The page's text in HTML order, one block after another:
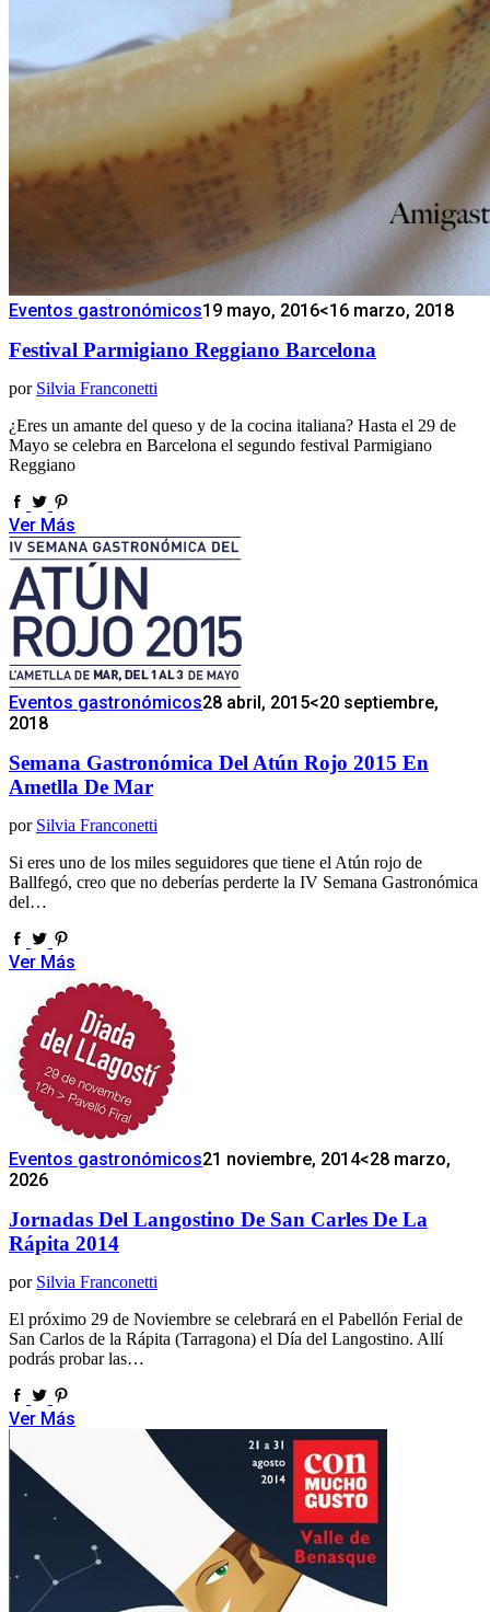
Eventos gastronómicos19 mayo, 2016<16 marzo, 2018
Festival Parmigiano Reggiano Barcelona
por Silvia Franconetti
¿Eres un amante del queso y de la cocina italiana? Hasta el 29 de
Mayo se celebra en Barcelona el segundo festival Parmigiano
Reggiano
Ver Más
Eventos gastronómicos28 abril, 2015<20 septiembre,
2018
Semana Gastronómica Del Atún Rojo 2015 En
Ametlla De Mar
por Silvia Franconetti
Si eres uno de los miles seguidores que tiene el Atún rojo de
Ballfegó, creo que no deberías perderte la IV Semana Gastronómica
del…
Ver Más
Eventos gastronómicos21 noviembre, 2014<28 marzo,
2026
Jornadas Del Langostino De San Carles De La
Rápita 2014
por Silvia Franconetti
El próximo 29 de Noviembre se celebrará en el Pabellón Ferial de
San Carlos de la Rápita (Tarragona) el Día del Langostino. Allí
podrás probar las…
Ver Más